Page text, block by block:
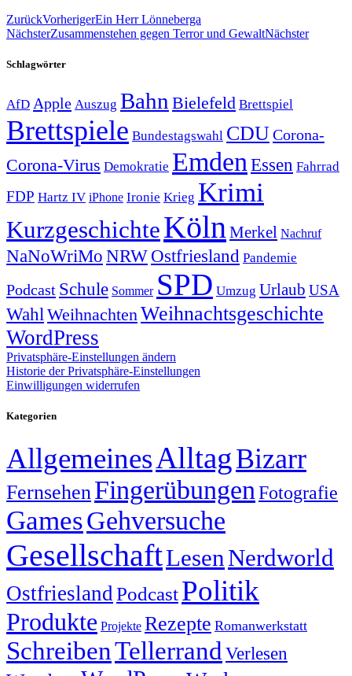
ZurückVorherigerEin Herr Lönneberga
NächsterZusammenstehen gegen Terror und GewaltNächster
Schlagwörter
AfD Apple Auszug Bahn Bielefeld Brettspiel
Brettspiele Bundestagswahl CDUCorona-
Corona-Virus Demokratie Emden Essen Fahrrad
FDP Hartz IV iPhone Ironie Krieg Krimi
KurzgeschichteKöln Merkel Nachruf
NaNoWriMo NRWOstfriesland Pandemie
Podcast Schule Sommer SPD Umzug Urlaub USA
Wahl Weihnachten Weihnachtsgeschichte
WordPress
Privatsphäre-Einstellungen ändern
Historie der Privatsphäre-Einstellungen
Einwilligungen widerrufen
Kategorien
AllgemeinesAlltagBizarr
FernsehenFingerübungen Fotografie
GamesGehversuche
GesellschaftLesenNerdworld
OstfrieslandPodcastPolitik
Produkte Projekte Rezepte Romanwerkstatt
SchreibenTellerrandVerlesen